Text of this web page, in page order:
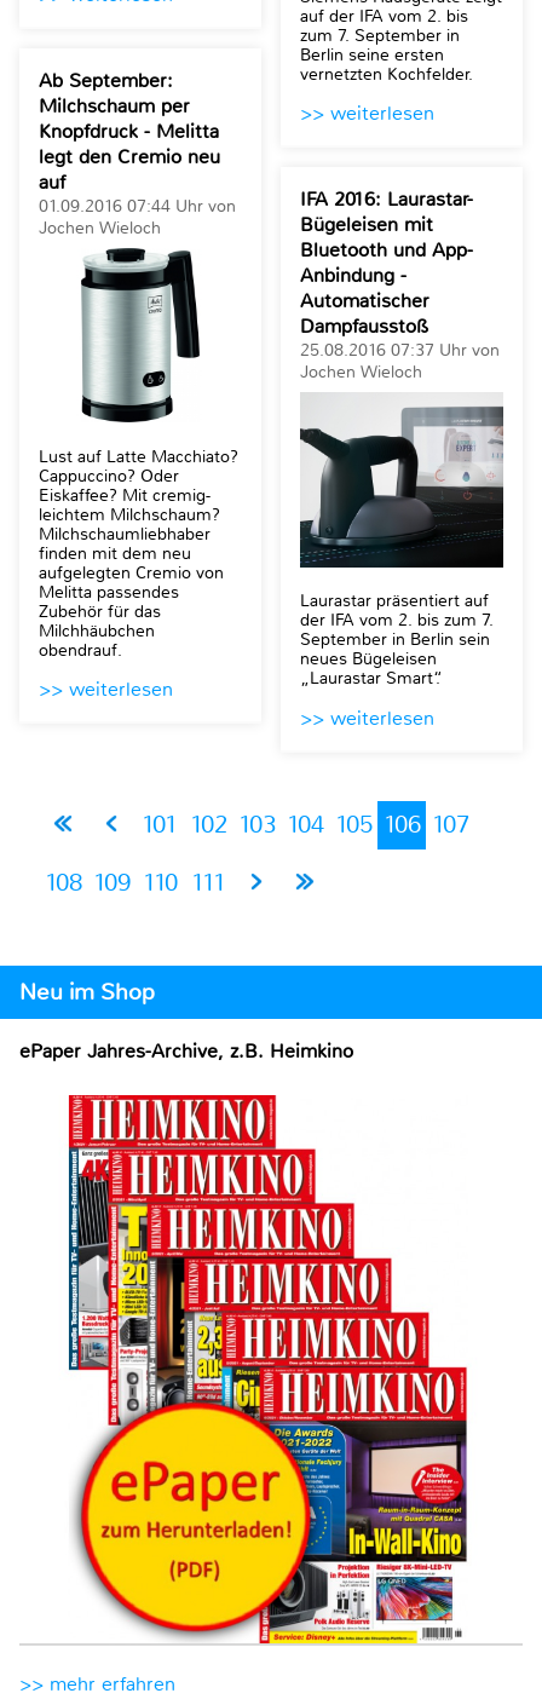
Ab September:
Milchschaum per
Knopfdruck - Melitta
legt den Cremio neu
auf
01.09.2016 07:44 Uhr von
Jochen Wieloch
Lust auf Latte Macchiato?
Cappuccino? Oder
Eiskaffee? Mit cremig-
leichtem Milchschaum?
Milchschaumliebhaber
finden mit dem neu
aufgelegten Cremio von
Melitta passendes
Zubehör für das
Milchhäubchen
obendrauf.
>> weiterlesen
auf der IFA vom 2. bis
zum 7. September in
Berlin seine ersten
vernetzten Kochfelder.
>> weiterlesen
IFA 2016: Laurastar-
Bügeleisen mit
Bluetooth und App-
Anbindung -
Automatischer
Dampfausstoß
25.08.2016 07:37 Uhr von
Jochen Wieloch
Laurastar präsentiert auf
der IFA vom 2. bis zum 7.
September in Berlin sein
neues Bügeleisen
„Laurastar Smart“.
>> weiterlesen
101 102 103 104 105 106 107
108 109 110 111
Neu im Shop
ePaper Jahres-Archive, z.B. Heimkino
>> mehr erfahren